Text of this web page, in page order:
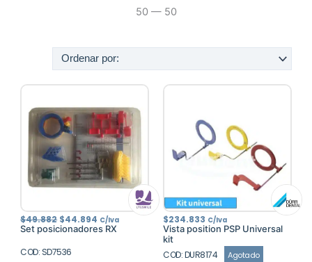
50 — 50
$49.882 El
precio
original
$49.882.
$44.894 El
precio
actual
C/Iva
Set posicionadores RX
COD: SD7536
$234.833 C/Iva
Vista position PSP Universal
kit
COD: DUR8174 Agotado